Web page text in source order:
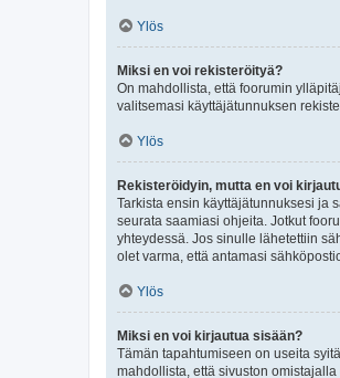
Ylös
Miksi en voi rekisteröityä?
On mahdollista, että foorumin
valitsemasi käyttäjätunnuksen
Ylös
Rekisteröidyin, mutta en voi
Tarkista ensin käyttäjätunnuksesi ja
seurata saamiasi ohjeita. Jotkut
yhteydessä. Jos sinulle lähetettiin
olet varma, että antamasi
Ylös
Miksi en voi kirjautua sisään?
Tämän tapahtumiseen on useita
mahdollista, että sivuston